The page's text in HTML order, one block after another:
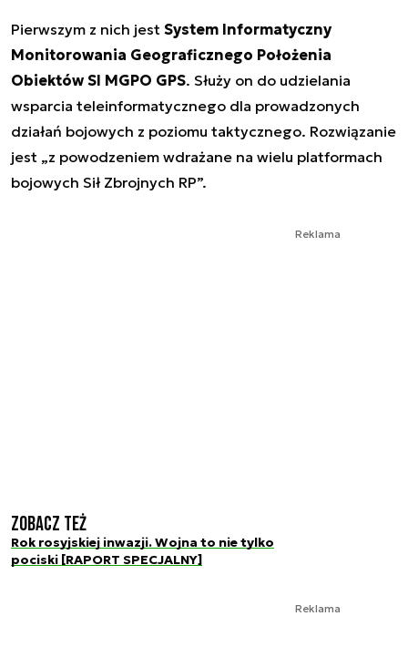
Pierwszym z nich jest System Informatyczny
Monitorowania Geograficznego Położenia
Obiektów SI MGPO GPS. Służy on do udzielania
wsparcia teleinformatycznego dla prowadzonych
działań bojowych z poziomu taktycznego. Rozwiązanie
jest „z powodzeniem wdrażane na wielu platformach
bojowych Sił Zbrojnych RP”.
Reklama
Zobacz też
Rok rosyjskiej inwazji. Wojna to nie tylko
pociski [RAPORT SPECJALNY]
Reklama